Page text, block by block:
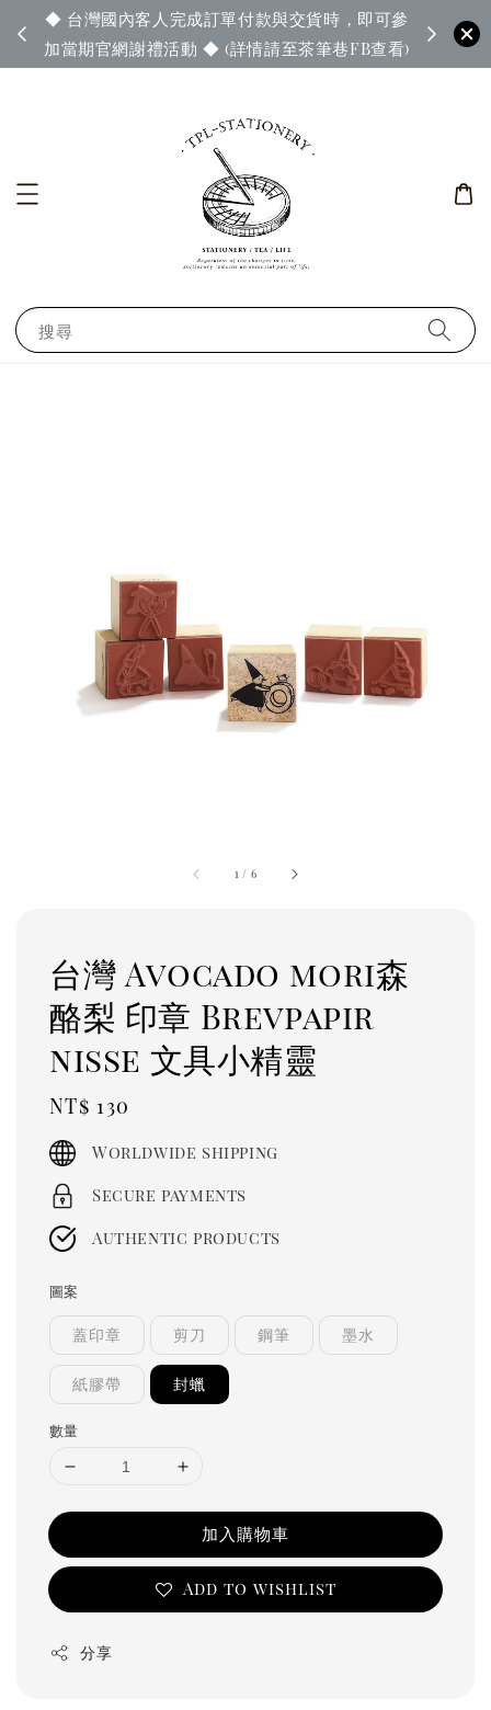
◆ 台灣國內客人完成訂單付款與交貨時，即可參
加當期官網謝禮活動 ◆ (詳情請至茶筆巷FB查看)
◆ 官
搜尋
1 / 6
台灣 Avocado mori森
酪梨 印章 Brevpapir
nisse 文具小精靈
Regular
price
NT$ 130
Worldwide shipping
Secure payments
Authentic products
圖案
蓋印章 剪刀 鋼筆 墨水
紙膠帶 封蠟
數量
加入購物車
Add to wishlist
分享